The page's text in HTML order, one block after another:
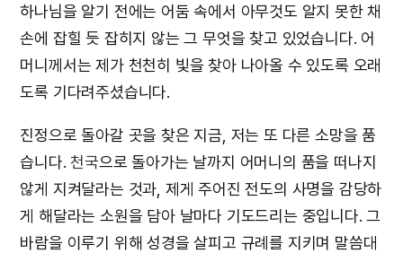
하나님을 알기 전에는 어둠 속에서 아무것도 알지 못한 채
손에 잡힐 듯 잡히지 않는 그 무엇을 찾고 있었습니다. 어
머니께서는 제가 천천히 빛을 찾아 나아올 수 있도록 오래
도록 기다려주셨습니다.
진정으로 돌아갈 곳을 찾은 지금, 저는 또 다른 소망을 품
습니다.천국으로 돌아가는 날까지 어머니의 품을 떠나지
않게 지켜달라는 것과, 제게 주어진 전도의 사명을 감당하
게 해달라는 소원을 담아 날마다 기도드리는 중입니다. 그
바람을 이루기 위해 성경을 살피고 규례를 지키며 말씀대